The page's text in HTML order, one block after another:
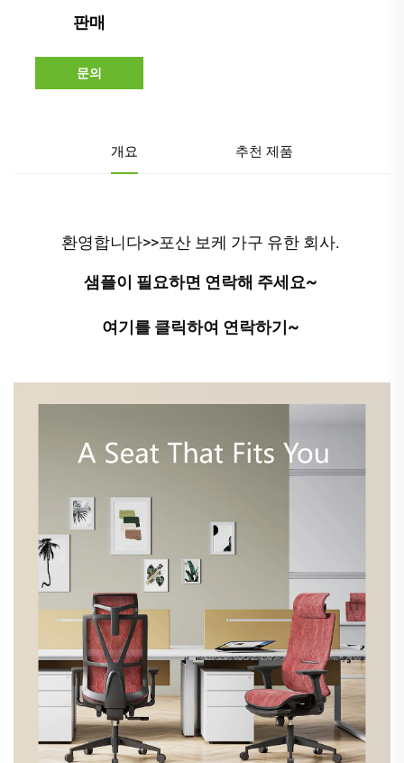
판매
문의
개요 추천 제품
환영합니다>>포산 보케 가구 유한 회사.
샘플이 필요하면 연락해 주세요~
여기를 클릭하여 연락하기~